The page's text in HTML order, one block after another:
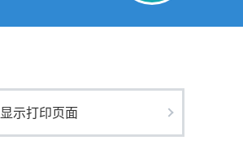
显示打印页面